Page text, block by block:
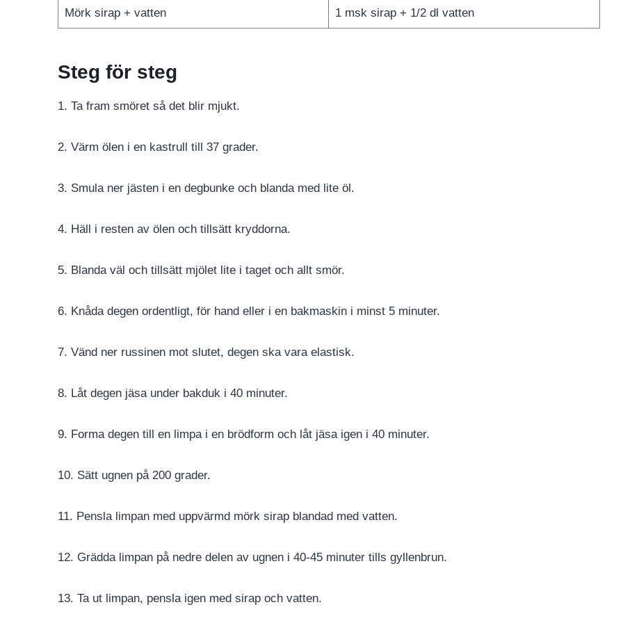
Mörk sirap + vatten 1 msk sirap + 1/2 dl vatten
Steg för steg
1. Ta fram smöret så det blir mjukt.
2. Värm ölen i en kastrull till 37 grader.
3. Smula ner jästen i en degbunke och blanda med lite öl.
4. Häll i resten av ölen och tillsätt kryddorna.
5. Blanda väl och tillsätt mjölet lite i taget och allt smör.
6. Knåda degen ordentligt, för hand eller i en bakmaskin i minst 5 minuter.
7. Vänd ner russinen mot slutet, degen ska vara elastisk.
8. Låt degen jäsa under bakduk i 40 minuter.
9. Forma degen till en limpa i en brödform och låt jäsa igen i 40 minuter.
10. Sätt ugnen på 200 grader.
11. Pensla limpan med uppvärmd mörk sirap blandad med vatten.
12. Grädda limpan på nedre delen av ugnen i 40-45 minuter tills gyllenbrun.
13. Ta ut limpan, pensla igen med sirap och vatten.